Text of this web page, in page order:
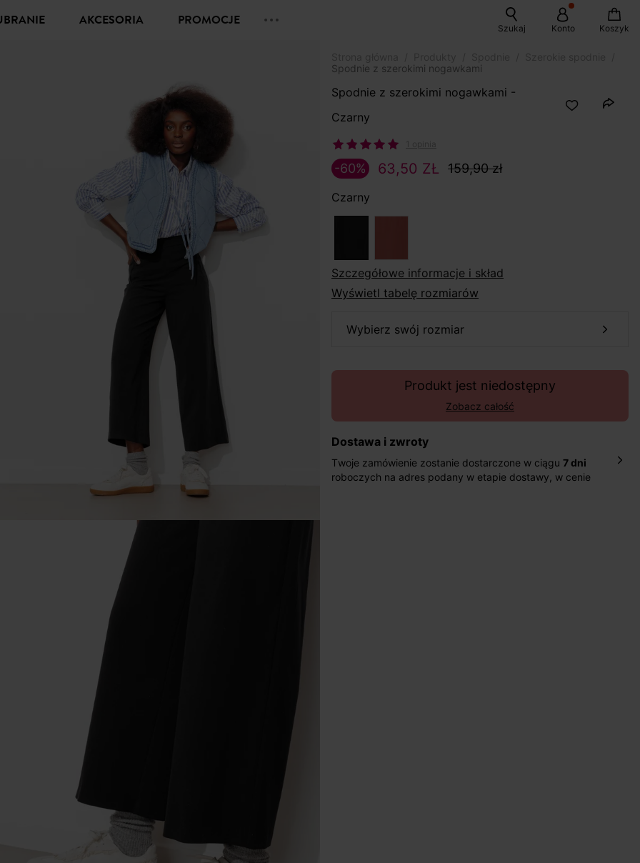
UBRANIE AKCESORIA PROMOCJE Szukaj Konto Koszyk
Spodnie z szerokimi nogawkami
Spodnie z szerokimi nogawkami -
Czarny
63,50 ZŁ 159,90 zł
-60%
Czarny
szczegółowe informacje i skład
Wyświetl tabelę rozmiarów
wybierz swój rozmiar
Produkt jest niedostępny
Zobacz całość
Dostawa i zwroty
Twoje zamówienie zostanie dostarczone w ciągu 7 dni
roboczych na adres podany w etapie dostawy, w cenie